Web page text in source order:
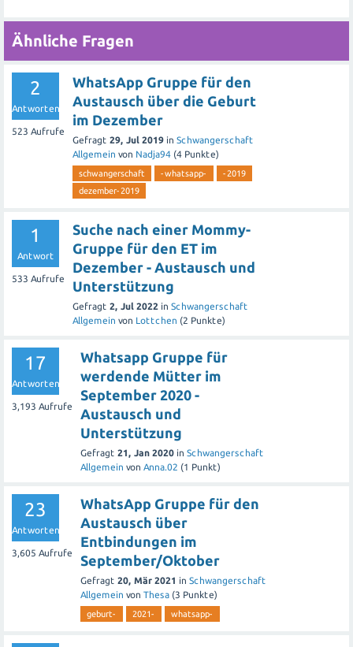
Ähnliche Fragen
2
Antworten
523 Aufrufe
WhatsApp Gruppe für den
Austausch über die Geburt
im Dezember
Gefragt 29, Jul 2019 in Schwangerschaft
Allgemein von Nadja94 (4 Punkte)
schwangerschaft -whatsapp-
-2019
dezember-2019
1
Antwort
533 Aufrufe
Suche nach einer Mommy-
Gruppe für den ET im
Dezember - Austausch und
Unterstützung
Gefragt 2, Jul 2022 in Schwangerschaft
Allgemein von Lottchen (2 Punkte)
17
Antworten
3,193 Aufrufe
Whatsapp Gruppe für
werdende Mütter im
September 2020 -
Austausch und
Unterstützung
Gefragt 21, Jan 2020 in Schwangerschaft
Allgemein von Anna.02 (1 Punkt)
23
Antworten
3,605 Aufrufe
WhatsApp Gruppe für den
Austausch über
Entbindungen im
September/Oktober
Gefragt 20, Mär 2021 in Schwangerschaft
Allgemein von Thesa (3 Punkte)
geburt- 2021- whatsapp-